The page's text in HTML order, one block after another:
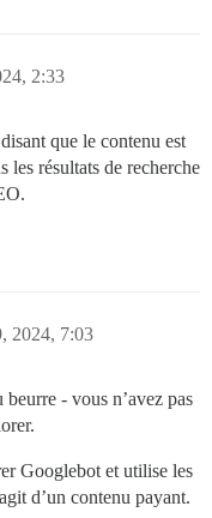
2:33
que le contenu est
les résultats de recherche
2024, 7:03
- vous n’avez pas
Googlebot et utilise les
d’un contenu payant.